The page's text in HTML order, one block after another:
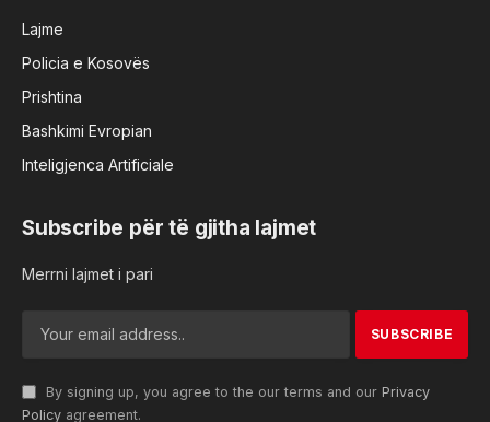
Lajme
Policia e Kosovës
Prishtina
Bashkimi Evropian
Inteligjenca Artificiale
Subscribe për të gjitha lajmet
Merrni lajmet i pari
By signing up, you agree to the our terms and our Privacy
Policy agreement.